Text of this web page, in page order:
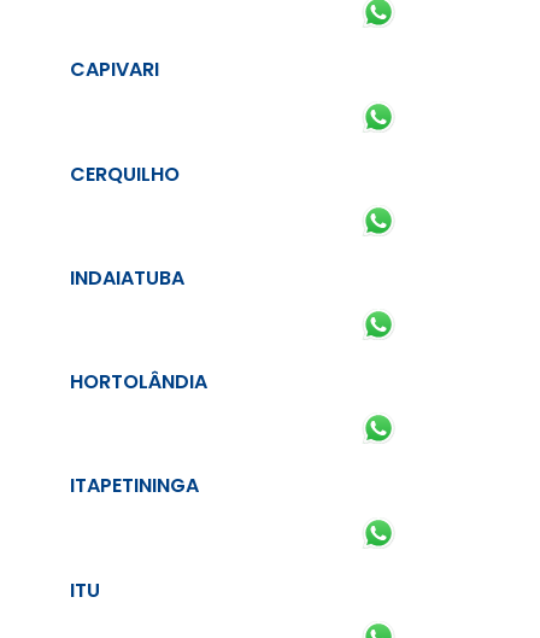
CAPIVARI
CERQUILHO
INDAIATUBA
HORTOLÂNDIA
ITAPETININGA
ITU